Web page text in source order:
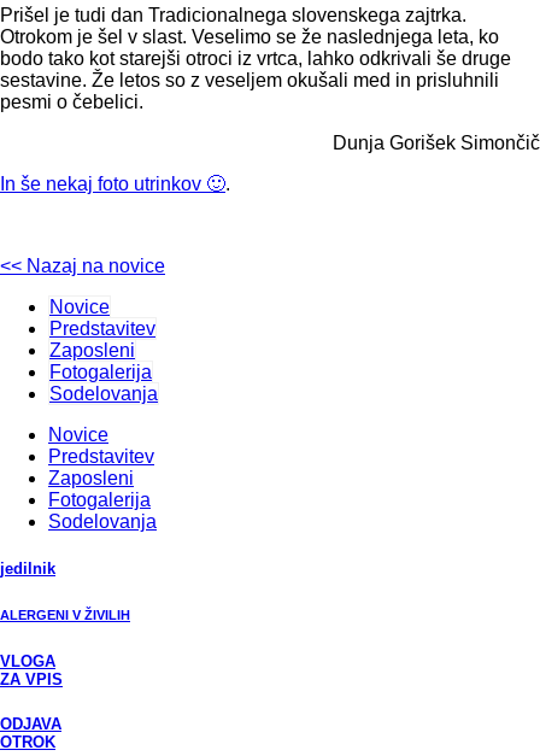
Prišel je tudi dan Tradicionalnega slovenskega zajtrka.
Otrokom je šel v slast. Veselimo se že naslednjega leta, ko
bodo tako kot starejši otroci iz vrtca, lahko odkrivali še druge
sestavine. Že letos so z veseljem okušali med in prisluhnili
pesmi o čebelici.
Dunja Gorišek Simončič
In še nekaj foto utrinkov 🙂.
<< Nazaj na novice
Novice
Predstavitev
Zaposleni
Fotogalerija
Sodelovanja
Novice
Predstavitev
Zaposleni
Fotogalerija
Sodelovanja
jedilnik
ALERGENI V ŽIVILIH
VLOGA
ZA VPIS
ODJAVA
OTROK